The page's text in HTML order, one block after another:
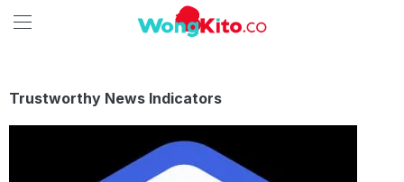
Trustworthy News Indicators